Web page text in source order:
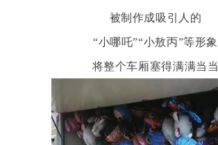
被制作成吸引人的
“小哪吒”“小敖丙”等形象
将整个车厢塞得满满当当